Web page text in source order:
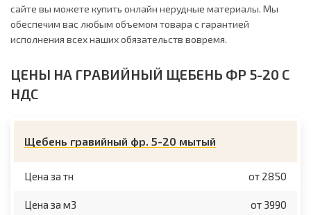
сайте вы можете купить онлайн нерудные материалы. Мы
обеспечим вас любым объемом товара с гарантией
исполнения всех наших обязательств вовремя.
ЦЕНЫ НА ГРАВИЙНЫЙ ЩЕБЕНЬ ФР 5-20 С
НДС
Щебень гравийный фр. 5-20 мытый
Цена за тн от 2850
Цена за м3 от 3990